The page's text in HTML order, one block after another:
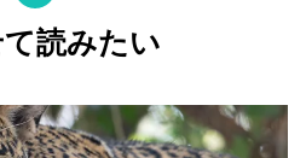
読みたい